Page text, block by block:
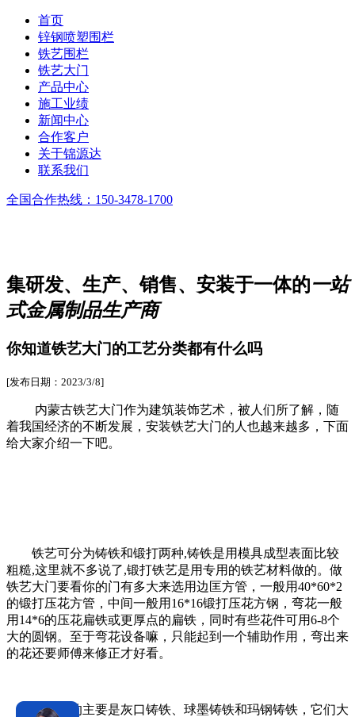
首页
锌钢喷塑围栏
铁艺围栏
铁艺大门
产品中心
施工业绩
新闻中心
合作客户
关于锦源达
联系我们
全国合作热线： 150-3478-1700
集研发、生产、销售、安装于一体的一站
式金属制品生产商
你知道铁艺大门的工艺分类都有什么吗
[发布日期：2023/3/8]
内蒙古铁艺大门作为建筑装饰艺术，被人们所了解，随
着我国经济的不断发展，安装铁艺大门的人也越来越多，下面
给大家介绍一下吧。
铁艺可分为铸铁和锻打两种,铸铁是用模具成型表面比较
粗糙,这里就不多说了,锻打铁艺是用专用的铁艺材料做的。做
铁艺大门要看你的门有多大来选用边匡方管，一般用40*60*2
的锻打压花方管，中间一般用16*16锻打压花方钢，弯花一般
用14*6的压花扁铁或更厚点的扁铁，同时有些花件可用6-8个
大的圆钢。至于弯花设备嘛，只能起到一个辅助作用，弯出来
的花还要师傅来修正才好看。
铁艺用的主要是灰口铸铁、球墨铸铁和玛钢铸铁，它们大